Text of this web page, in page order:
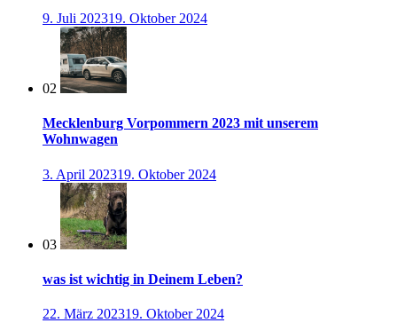
9. Juli 202319. Oktober 2024
02
Mecklenburg Vorpommern 2023 mit unserem
Wohnwagen
3. April 202319. Oktober 2024
03
was ist wichtig in Deinem Leben?
22. März 202319. Oktober 2024